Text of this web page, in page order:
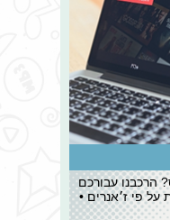
הרכבנו עבורכם
פי ז׳אנרים •